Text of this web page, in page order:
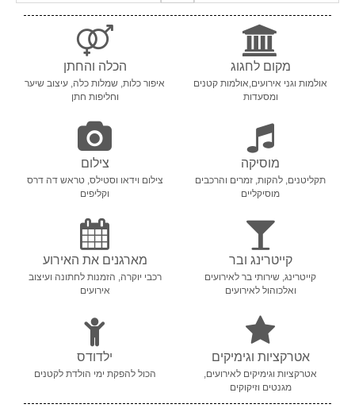
מקום לחגוג
אולמות וגני אירועים,אולמות קטנים
ומסעדות
הכלה והחתן
איפור כלות, שמלות כלה, עיצוב שיער
וחליפות חתן
מוסיקה
תקליטנים, להקות, זמרים והרכבים
מוסיקליים
צילום
צילום וידאו וסטילס, טראש דה דרס
וקליפים
קייטרינג ובר
קייטרינג, שירותי בר לאירועים
ואלכוהול לאירועים
מארגנים את האירוע
רכבי יוקרה, הזמנות לחתונה ועיצוב
אירועים
אטרקציות וגימיקים
אטרקציות וגימיקים לאירועים,
מגנטים וזיקוקים
ילדודס
הכול להפקת ימי הולדת לקטנים